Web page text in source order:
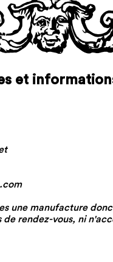
et
une manufacture
de rendez-vous, ni